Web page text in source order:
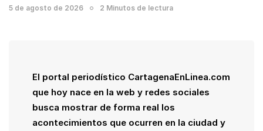
5 de agosto de 2026 2 Minutos de lectura
El portal periodístico CartagenaEnLinea.com
que hoy nace en la web y redes sociales
busca mostrar de forma real los
acontecimientos que ocurren en la ciudad y